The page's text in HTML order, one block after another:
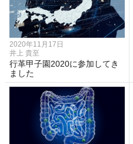
2020年11月17日
井上 貴至
行革甲子園2020に参加してき
ました